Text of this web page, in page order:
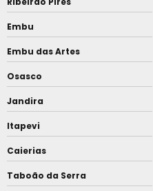
Embu
Embu das Artes
Osasco
Jandira
Itapevi
Caierias
Taboão da Serra